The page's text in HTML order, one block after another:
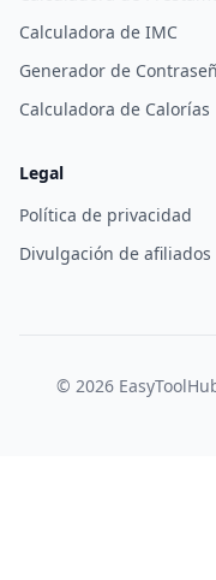
Calculadora de IMC
Generador de
Calculadora de Calorías
Legal
Política de privacidad
Divulgación de afiliados
© 2026